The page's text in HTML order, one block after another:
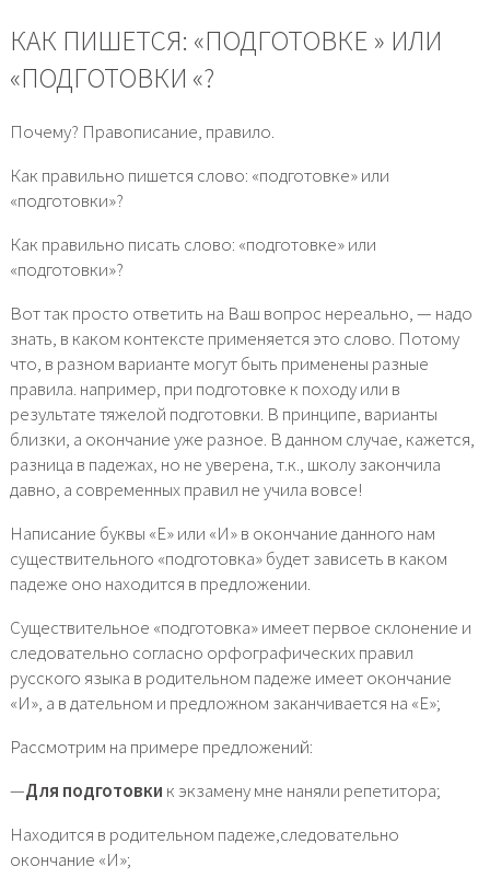
КАК ПИШЕТСЯ: «ПОДГОТОВКЕ­ » ИЛИ
«ПОДГОТОВКИ­ «?
Почему? Правописание, правило.
Как правильно пишется слово: «подготовке» или
«подготовки»?
Как правильно писать слово: «подготовке» или
«подготовки»?
Вот так просто ответить на Ваш вопрос нереально, — надо
знать, в каком контексте применяется это слово. Потому
что, в разном варианте могут быть применены разные
правила. например, при подготовке к походу или в
результате тяжелой подготовки. В принципе, варианты
близки, а окончание уже разное. В данном случае, кажется,
разница в падежах, но не уверена, т.к., школу закончила
давно, а современных правил не учила вовсе!
Написание буквы «Е» или «И» в окончание данного нам
существительного «подготовка» будет зависеть в каком
падеже оно находится в предложении.
Существительное «подготовка» имеет первое склонение и
следовательно согласно орфографических правил
русского языка в родительном падеже имеет окончание
«И», а в дательном и предложном заканчивается на «Е»;
Рассмотрим на примере предложений:
—Для подготовки к экзамену мне наняли репетитора;
Находится в родительном падеже,следовательно
окончание «И»;